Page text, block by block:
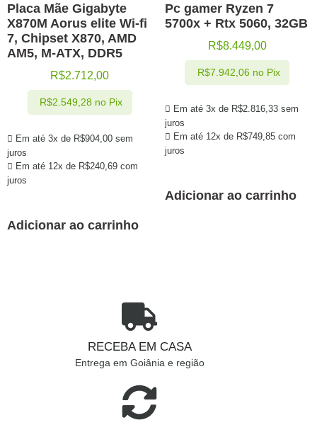
Placa Mãe Gigabyte
X870M Aorus elite Wi-fi
7, Chipset X870, AMD
AM5, M-ATX, DDR5
R$2.712,00
Em até 3x de R$904,00 sem
juros
Em até 12x de R$240,69 com
juros
R$2.549,28 no Pix
Adicionar ao carrinho
Pc gamer Ryzen 7
5700x + Rtx 5060, 32GB
R$8.449,00
Em até 3x de R$2.816,33sem
juros
Em até 12x de R$749,85com
juros
R$7.942,06 no Pix
Adicionar ao carrinho
RECEBA EM CASA
Entrega em Goiânia e região